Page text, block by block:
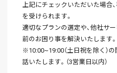
上記にチェックいただいた場合
を受けられます。
適切なプランの選定や、他社サ
前のお困り事を解決いたします。
※10:00~19:00（土日祝を除く）
話いたします。（3営業日以内）